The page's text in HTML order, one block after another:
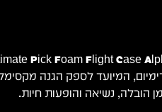
Pick Foam Flight Case
המיועד לספק הגנה